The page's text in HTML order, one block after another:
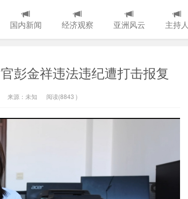
国内新闻 经济观察 亚洲风云 主持人
彭金祥违法违纪遭打击报复
来源：未知 阅读(8843 )